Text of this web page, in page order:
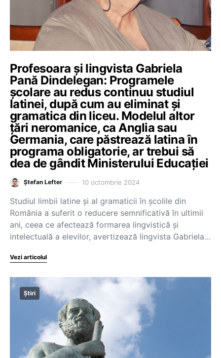
Profesoara și lingvista Gabriela
Pană Dindelegan: Programele
școlare au redus continuu studiul
latinei, după cum au eliminat și
gramatica din liceu. Modelul altor
țări neromanice, ca Anglia sau
Germania, care păstrează latina în
programa obligatorie, ar trebui să
dea de gândit Ministerului Educației
Ștefan Lefter 10 octombrie 2024
Studiul limbii latine și al gramaticii în școlile din
România a suferit o reducere semnificativă în ultimii
ani, ceea ce afectează formarea lingvistică și
intelectuală a elevilor, avertizează lingvista Gabriela…
Vezi articolul
Știri